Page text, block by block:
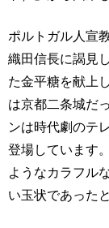
ポルトガル人宣
織田信長に謁見
た金平糖を献上
は京都二条城だ
ンは時代劇のテ
登場しています
ようなカラフル
い玉状であった